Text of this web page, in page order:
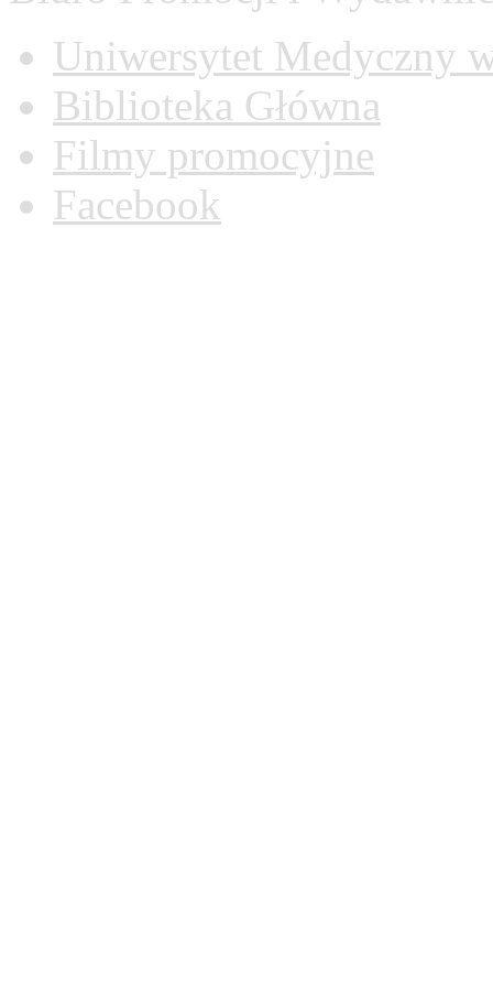
Uniwersytet Medyczny
Biblioteka Główna
Filmy promocyjne
Facebook